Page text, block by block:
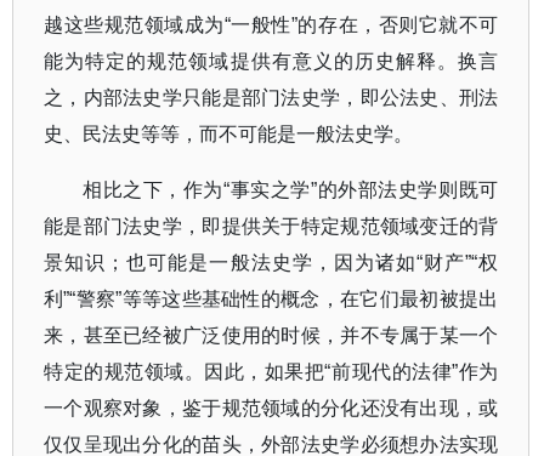
越这些规范领域成为“一般性”的存在，否则它就不可
能为特定的规范领域提供有意义的历史解释。换言
之，内部法史学只能是部门法史学，即公法史、刑法
史、民法史等等，而不可能是一般法史学。
相比之下，作为“事实之学”的外部法史学则既可
能是部门法史学，即提供关于特定规范领域变迁的背
景知识；也可能是一般法史学，因为诸如“财产”“权
利”“警察”等等这些基础性的概念，在它们最初被提出
来，甚至已经被广泛使用的时候，并不专属于某一个
特定的规范领域。因此，如果把“前现代的法律”作为
一个观察对象，鉴于规范领域的分化还没有出现，或
仅仅呈现出分化的苗头，外部法史学必须想办法实现